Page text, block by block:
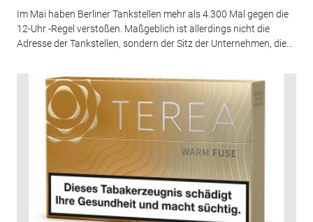
Im Mai haben Berliner Tankstellen mehr als 4.300 Mal gegen die
12-Uhr -Regel verstoßen. Maßgeblich ist allerdings nicht die
Adresse der Tankstellen, sondern der Sitz der Unternehmen, die...